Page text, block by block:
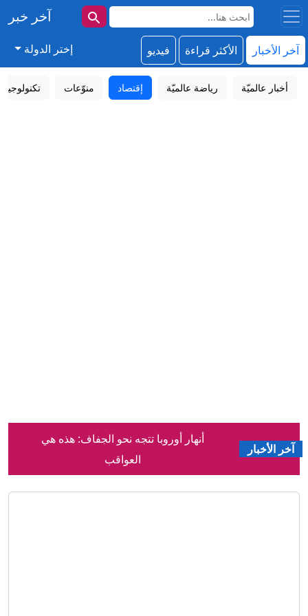
آخر خبر
آخر الأخبار الأكثر قراءة فيديو إختر الدولة
أخبار عالميّة رياضة عالميّة إقتصاد منوّعات تكنولوجيا
آخر الأخبار
إيران.. ترمب يفضل التعامل “بهدوء” مع
طهران وخامنئي يلتقي بزشكيان
مسؤول أميركي: البيت الأبيض لم ينزعج